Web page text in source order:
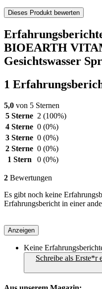
Dieses Produkt bewerten
BIOEARTH
Gesichtswasser
1
5,0 von 5 Sternen
5 Sterne 2 (100%)
4 Sterne 0 (0%)
3 Sterne 0 (0%)
2 Sterne 0 (0%)
1 Stern
0 (0%)
2 Bewertungen
Es gibt noch keine
Erfahrungsbericht in einer
Anzeigen
Keine
Schreibe als Erste*r